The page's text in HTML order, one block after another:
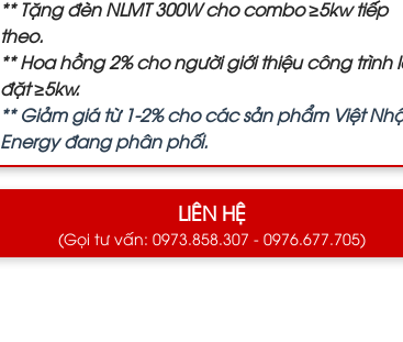
** Tặng đèn NLMT 300W cho combo ≥5kw tiếp
theo.
** Hoa hồng 2% cho người giới thiệu công trình
đặt ≥5kw.
** Giảm giá từ 1-2% cho các sản phẩm Việt
Energy đang phân phối.
LIÊN HỆ
(Gọi tư vấn: 0973.858.307 - 0976.677.705)